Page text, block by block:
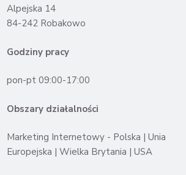
Alpejska 14
84-242 Robakowo
Godziny pracy
pon-pt 09:00-17:00
Obszary działalności
Marketing Internetowy - Polska | Unia
Europejska | Wielka Brytania | USA